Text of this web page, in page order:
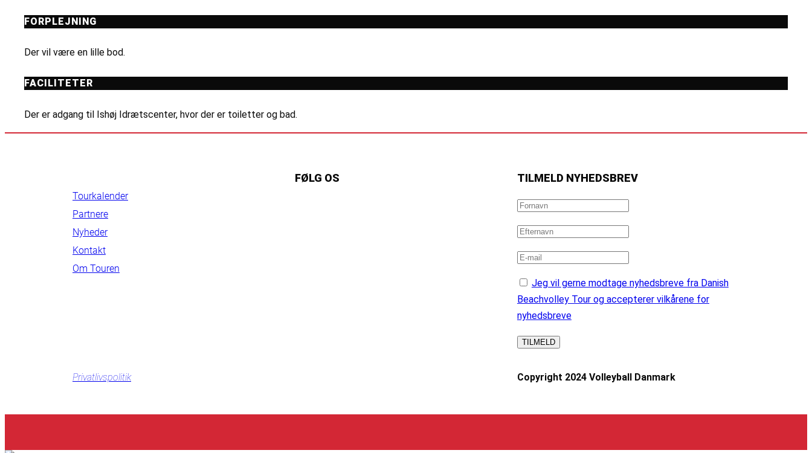
FORPLEJNING
Der vil være en lille bod.
FACILITETER
Der er adgang til Ishøj Idrætscenter, hvor der er toiletter og bad.
Tourkalender
Partnere
Nyheder
Kontakt
Om Touren
FØLG OS TILMELD NYHEDSBREV
Jeg vil gerne modtage nyhedsbreve fra Danish
Beachvolley Tour og accepterer vilkårene for
nyhedsbreve
Privatlivspolitik Copyright 2024 Volleyball Danmark